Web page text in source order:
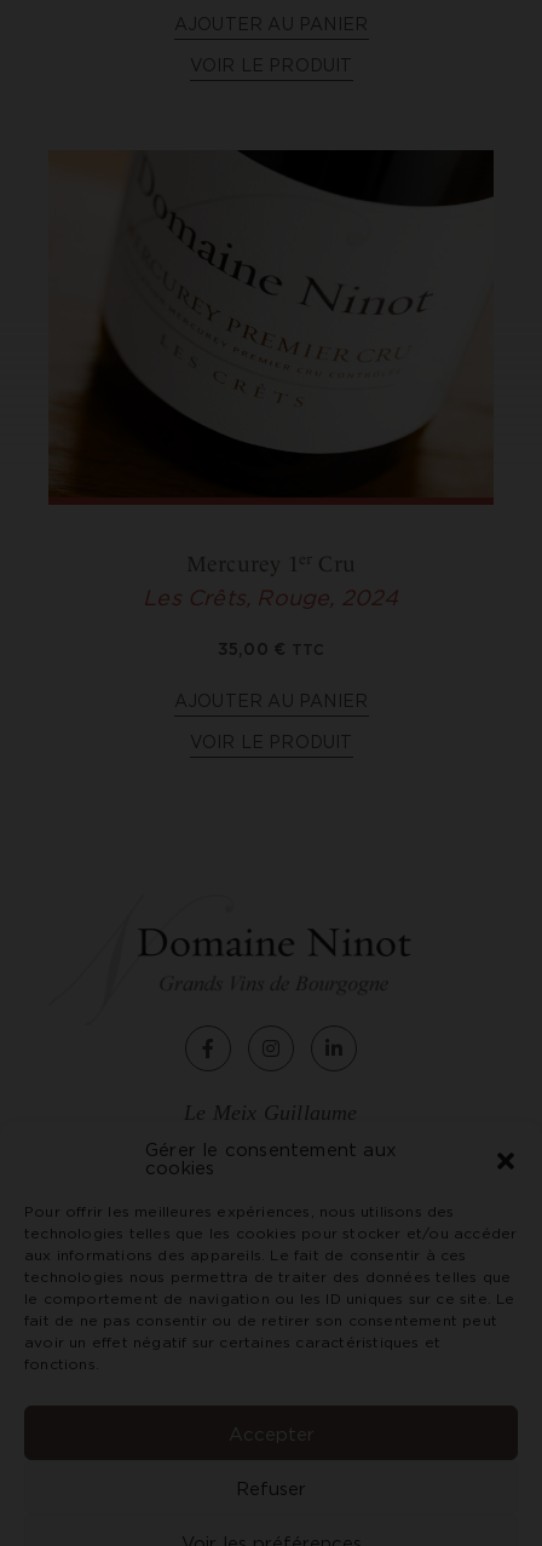
Gérer le consentement aux
cookies
Pour offrir les meilleures expériences, nous utilisons des
technologies telles que les cookies pour stocker et/ou accéder
aux informations des appareils. Le fait de consentir à ces
technologies nous permettra de traiter des données telles que
le comportement de navigation ou les ID uniques sur ce site. Le
fait de ne pas consentir ou de retirer son consentement peut
avoir un effet négatif sur certaines caractéristiques et
fonctions.
Accepter
Refuser
Voir les préférences
AJOUTER AU PANIER
VOIR LE PRODUIT
Mercurey 1 er Cru
Les Crêts, Rouge, 2024
35,00 € TTC
AJOUTER AU PANIER
VOIR LE PRODUIT
Le Meix Guillaume
2, rue de Chagny
71150 Rully - France
Tél. +33 (0)3 85 87 07 79
vin@domaineninot.com
CGV
Crédits et mentions légales
avec modération. Interdiction de vente de boissons
alcoolisées aux mineurs de moins de 18 ans.